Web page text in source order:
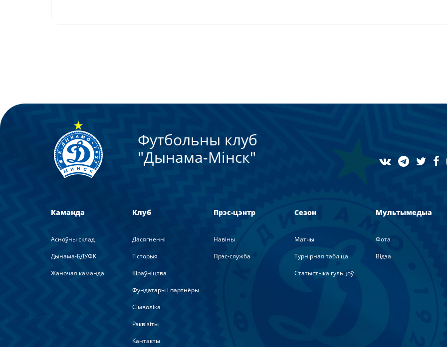
Футбольны клуб
"Дынама-Мiнск"
Каманда
Асноўны склад
Дынама-БДУФК
Жаночая каманда
Клуб
Дасягненні
Гісторыя
Кіраўніцтва
Фундатары і партнёры
Сімволіка
Рэквізіты
Кантакты
Прэс-цэнтр
Навiны
Прэс-служба
Сезон
Матчы
Турнірная табліца
Статыстыка гульцоў
Мультымедыа
Фота
Вiдэа